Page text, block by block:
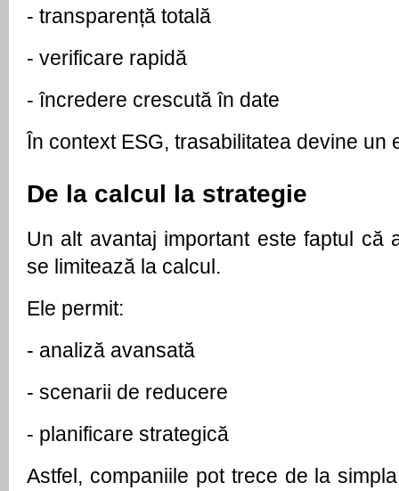
- transparență totală
- verificare rapidă
- încredere crescută în date
În context ESG, trasabilitatea devine un
De la calcul la strategie
Un alt avantaj important este faptul că
se limitează la calcul.
Ele permit:
- analiză avansată
- scenarii de reducere
- planificare strategică
Astfel, companiile pot trece de la